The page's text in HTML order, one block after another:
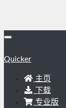
Quicker
主页
下载
专业版